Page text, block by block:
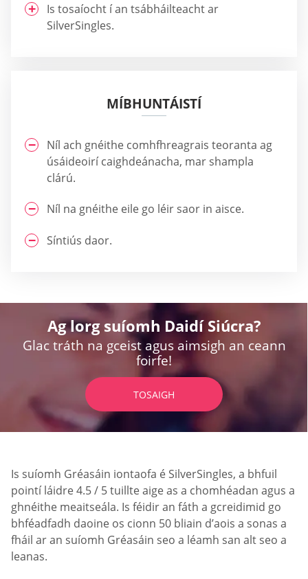
Is tosaíocht í an tsábháilteacht ar
SilverSingles.
MÍBHUNTÁISTÍ
Níl ach gnéithe comhfhreagrais teoranta ag
úsáideoirí caighdeánacha, mar shampla
clárú.
Níl na gnéithe eile go léir saor in aisce.
Síntiús daor.
Ag lorg suíomh Daidí Siúcra?
Glac tráth na gceist agus aimsigh an ceann
foirfe!
TOSAIGH
Is suíomh Gréasáin iontaofa é SilverSingles, a bhfuil
pointí láidre 4.5 / 5 tuillte aige as a chomhéadan agus a
ghnéithe meaitseála. Is féidir an fáth a gcreidimid go
bhféadfadh daoine os cionn 50 bliain d’aois a sonas a
fháil ar an suíomh Gréasáin seo a léamh san alt seo a
leanas.